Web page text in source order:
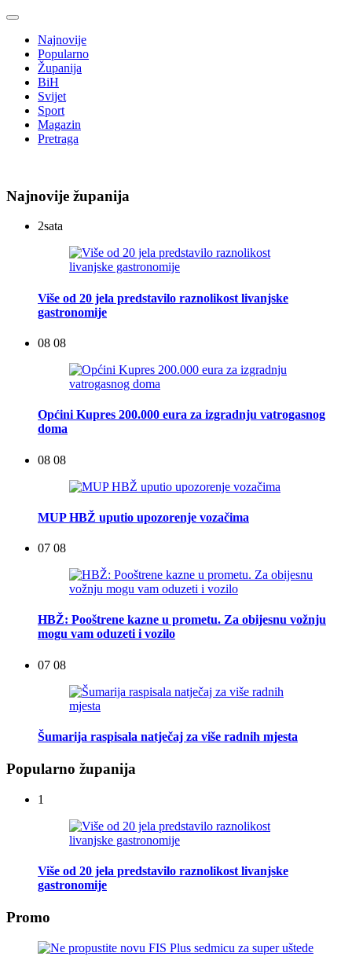
Najnovije
Popularno
Županija
BiH
Svijet
Sport
Magazin
Pretraga
Najnovije županija
2sata
Više od 20 jela predstavilo raznolikost livanjske
gastronomije
08 08
Općini Kupres 200.000 eura za izgradnju vatrogasnog
doma
08 08
MUP HBŽ uputio upozorenje vozačima
07 08
HBŽ: Pooštrene kazne u prometu. Za obijesnu vožnju
mogu vam oduzeti i vozilo
07 08
Šumarija raspisala natječaj za više radnih mjesta
Popularno županija
1
Više od 20 jela predstavilo raznolikost livanjske
gastronomije
Promo